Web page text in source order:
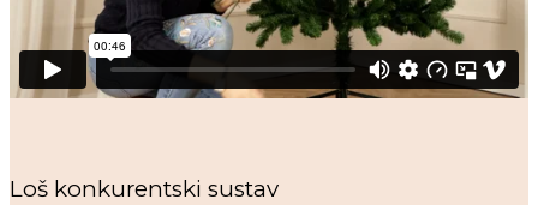
Loš konkurentski sustav